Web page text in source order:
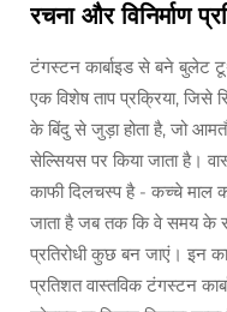
रचना और विनिर्माण
टंगस्टन कार्बाइड से बने बुलेट
एक विशेष ताप प्रक्रिया, जिसे
के बिंदु से जुड़ा होता है, जो
सेल्सियस पर किया जाता है।
काफी दिलचस्प है - कच्चे माल
जाता है जब तक कि वे समय के
प्रतिरोधी कुछ बन जाएं। इन
प्रतिशत वास्तविक टंगस्टन